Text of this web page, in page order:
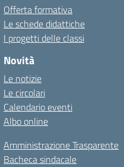
Offerta formativa
Le schede didattiche
I progetti delle classi
Novità
Le notizie
Le circolari
Calendario eventi
Albo online
Amministrazione Trasparente
Bacheca sindacale